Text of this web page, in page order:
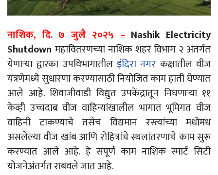
नाशिक, दि. ७ जुलै २०२५ – Nashik Electricity
Shutdown महावितरणच्या नाशिक शहर विभाग २ अंतर्गत
येणाऱ्या द्वारका उपविभागातील इंदिरा नगर कक्षातील वीज
यंत्रणेमध्ये सुधारणा करण्यासाठी नियोजित काम हाती घेण्यात
आले आहे. शिवाजीवाडी विद्युत उपकेंद्रातून निघणाऱ्या ११
केव्ही उच्चदाब वीज वाहिन्यांखालील भागात भूमिगत वीज
वाहिनी टाकण्याचे तसेच विद्यमान रस्त्यांच्या मधोमध
असलेल्या वीज खांब आणि रोहित्रांचे स्थलांतरणाचे काम सुरू
करण्यात आले आहे. हे संपूर्ण काम नाशिक स्मार्ट सिटी
योजनेअंतर्गत राबवले जात आहे.